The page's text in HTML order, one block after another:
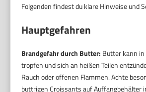
Folgenden findest du klare Hinweise und
Hauptgefahren
Brandgefahr durch Butter: Butter kann in
tropfen und sich an heißen Teilen
Rauch oder offenen Flammen. Achte
buttrigen Croissants auf Auffangbehälter